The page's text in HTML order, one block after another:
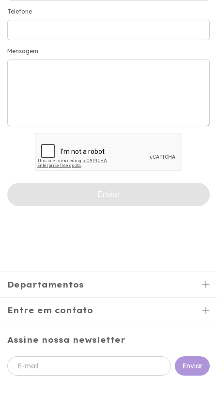
Telefone
Mensagem
Enviar
Departamentos
Entre em contato
Assine nossa newsletter